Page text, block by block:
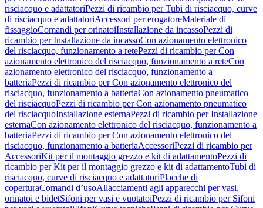
risciacquo e adattatoriPezzi di ricambio per Tubi di risciacquo, curve
di risciacquo e adattatoriAccessori per erogatoreMateriale di
fissaggioComandi per orinatoiInstallazione da incassoPezzi di
ricambio per Installazione da incassoCon azionamento elettronico
del risciacquo, funzionamento a retePezzi di ricambio per Con
azionamento elettronico del risciacquo, funzionamento a reteCon
azionamento elettronico del risciacquo, funzionamento a
batteriaPezzi di ricambio per Con azionamento elettronico del
risciacquo, funzionamento a batteriaCon azionamento pneumatico
del risciacquoPezzi di ricambio per Con azionamento pneumatico
del risciacquoInstallazione esternaPezzi di ricambio per Installazione
esternaCon azionamento elettronico del risciacquo, funzionamento a
batteriaPezzi di ricambio per Con azionamento elettronico del
risciacquo, funzionamento a batteriaAccessoriPezzi di ricambio per
AccessoriKit per il montaggio grezzo e kit di adattamentoPezzi di
ricambio per Kit per il montaggio grezzo e kit di adattamentoTubi di
risciacquo, curve di risciacquo e adattatoriPlacche di
coperturaComandi d’usoAllacciamenti agli apparecchi per vasi,
orinatoi e bidetSifoni per vasi e vuotatoiPezzi di ricambio per Sifoni